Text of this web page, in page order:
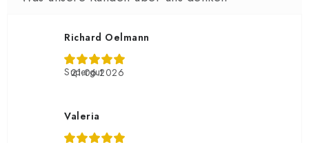
Richard Oelmann
21.06.2026
Supergut
Valeria